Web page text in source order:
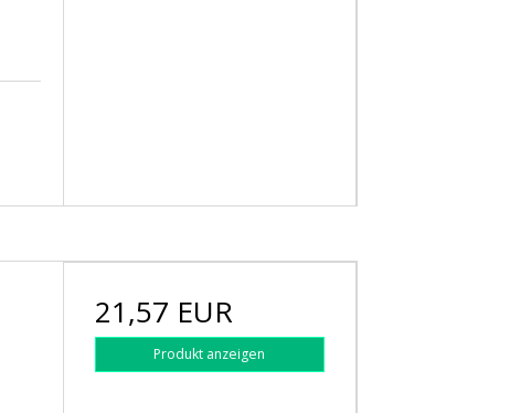
21,57 EUR
Produkt anzeigen